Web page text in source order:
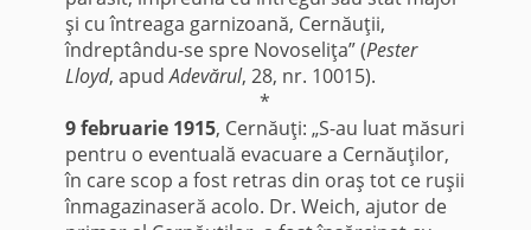
şi cu întreaga garnizoană, Cernăuţii,
îndreptându-se spre Novoseliţa” (Pester
Lloyd, apudAdevărul, 28, nr. 10015).
*
9 februarie 1915, Cernăuţi: „S-au luat măsuri
pentru o eventuală evacuare a Cernăuţilor,
în care scop a fost retras din oraş tot ce ruşii
înmagazinaseră acolo. Dr. Weich, ajutor de